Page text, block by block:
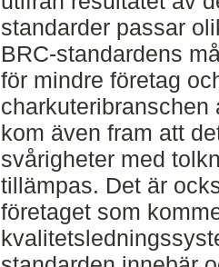
standarder passar
BRC-standardens
för mindre företag
charkuteribranschen
kom även fram att
svårigheter med
tillämpas. Det är
företaget som